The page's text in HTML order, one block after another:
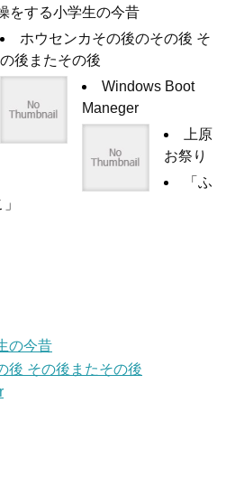
をする小学生の今昔
ホウセンカその後のその後 そ
の後またその後
Windows Boot
Maneger
上原
お祭り
「ふ
の今昔
後 その後またその後